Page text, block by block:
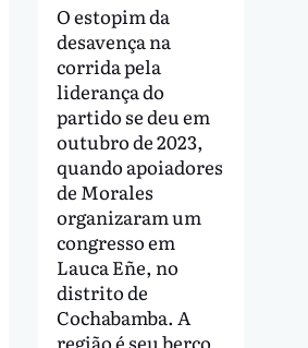
O estopim da
desavença na
corrida pela
liderança do
partido se deu em
outubro de 2023,
quando apoiadores
de Morales
organizaram um
congresso em
Lauca Eñe, no
distrito de
Cochabamba. A
região é seu berço